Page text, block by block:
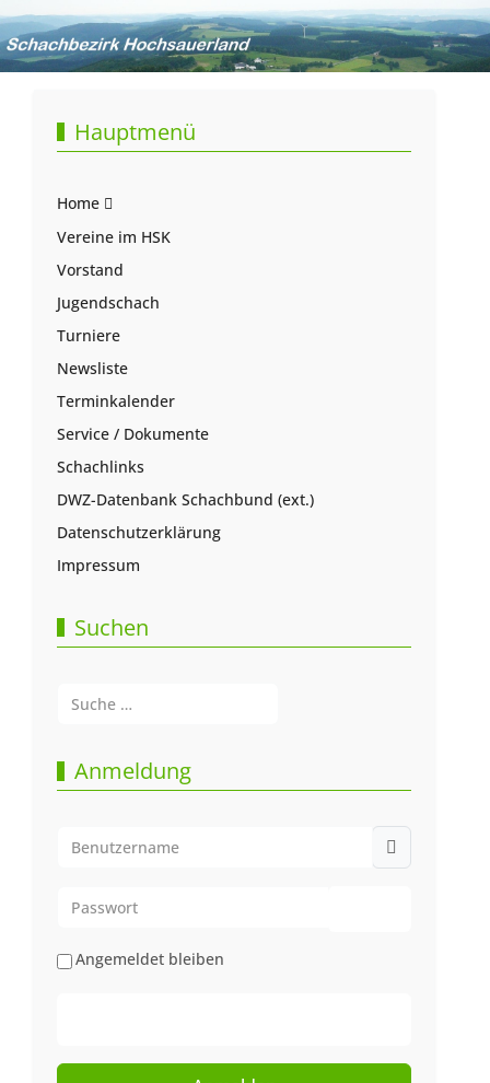
Hauptmenü
Home
Vereine im HSK
Vorstand
Jugendschach
Turniere
Newsliste
Terminkalender
Service / Dokumente
Schachlinks
DWZ-Datenbank Schachbund (ext.)
Datenschutzerklärung
Impressum
Suchen
Anmeldung
Angemeldet bleiben